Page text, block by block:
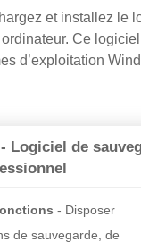
et installez le
Ce
d’exploitation
Logiciel de
Disposer
de sauvegarde, de